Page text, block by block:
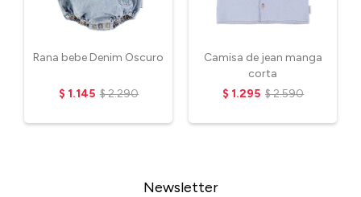
Rana bebe Denim Oscuro
$ 1.145 $2.290
Camisa de jean manga
corta
$ 1.295 $2.590
Newsletter